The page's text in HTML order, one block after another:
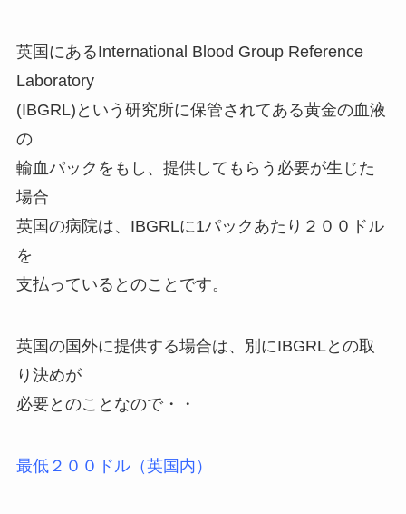
英国にあるInternational Blood Group Reference
Laboratory
(IBGRL)という研究所に保管されてある黄金の血液
の
輸血パックをもし、提供してもらう必要が生じた
場合
英国の病院は、IBGRLに1パックあたり２００ドル
を
支払っているとのことです。
英国の国外に提供する場合は、別にIBGRLとの取
り決めが
必要とのことなので・・
最低２００ドル（英国内）